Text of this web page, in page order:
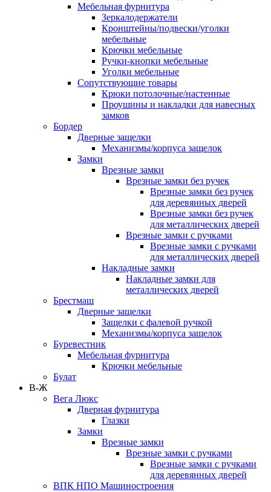
Мебельная фурнитура
Зеркалодержатели
Кронштейны/подвески/уголки
мебельные
Крючки мебельные
Ручки-кнопки мебельные
Уголки мебельные
Сопутствующие товары
Крюки потолочные/настенные
Проушины и накладки для навесных
замков
Бордер
Дверные защелки
Механизмы/корпуса защелок
Замки
Врезные замки
Врезные замки без ручек
Врезные замки без ручек
для деревянных дверей
Врезные замки без ручек
для металлических дверей
Врезные замки с ручками
Врезные замки с ручками
для металлических дверей
Накладные замки
Накладные замки для
металлических дверей
Брестмаш
Дверные защелки
Защелки с фалевой ручкой
Механизмы/корпуса защелок
Буревестник
Мебельная фурнитура
Крючки мебельные
Булат
В-Ж
Вега Люкс
Дверная фурнитура
Глазки
Замки
Врезные замки
Врезные замки с ручками
Врезные замки с ручками
для деревянных дверей
ВПК НПО Машиностроения